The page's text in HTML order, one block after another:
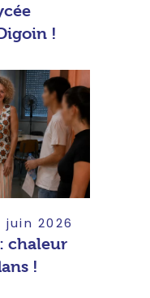
!
juin 2026
chaleur
!